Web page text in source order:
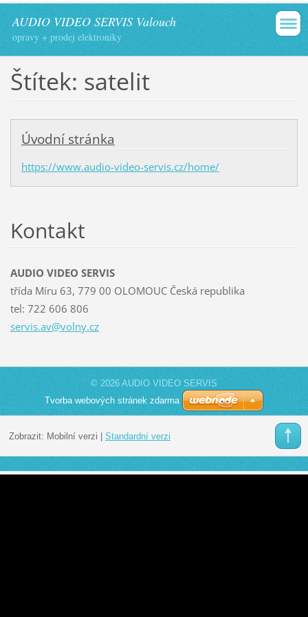
AUDIO VIDEO SERVIS Valouch
opravy + prodej elektroniky
Štítek: satelit
Úvodní stránka
https://www.audio-video-servis.cz/home/
Kontakt
AUDIO VIDEO SERVIS
třída Míru 63, 779 00 OLOMOUC Česká republika
tel: 722 606 806
servis.av@volny.cz
© 2026 AUDIO VIDEO SERVIS
Tvorba webových stránek zdarma
Zobrazit: Mobilní verzi Standardní verzi